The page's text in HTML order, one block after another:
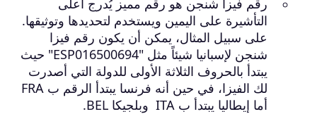
رقم فيزا شنجن هو رقم مميز يُدرج أعلى
التأشيرة على اليمين ويستخدم لتحديدها وتوثيقها.
على سبيل المثال، يمكن أن يكون رقم فيزا
شنجن لإسبانيا شيئاً مثل "ESP016500694" حيث
يبتدأ بالحروف الثلاثة الأولى للدولة التي أصدرت
لك الفيزا
، في حين أنه فرنسا يبتدأ الرقم ب FRA
أما إيطاليا يبتدأ ب ITA وبلجيكا BEL
.